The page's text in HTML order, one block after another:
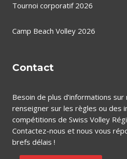
Tournoi corporatif 2026
Camp Beach Volley 2026
Contact
Besoin de plus d’informations
renseigner sur les règles ou des
compétitions de Swiss Volley
Contactez-nous et nous vous
brefs délais !